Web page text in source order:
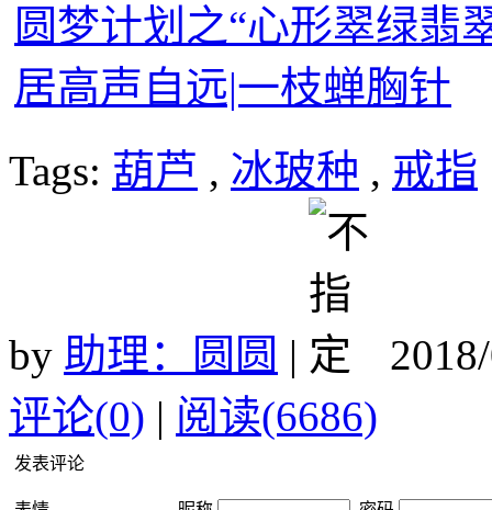
圆梦计划之“心形翠绿翡
居高声自远|一枝蝉胸针
Tags: 葫芦 , 冰玻种 , 戒指
by 助理：圆圆 |
评论(0) | 阅读(6686)
发表评论